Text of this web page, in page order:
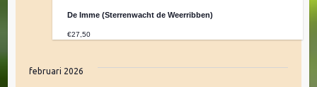
De Imme (Sterrenwacht de Weerribben)
€27,50
februari 2026